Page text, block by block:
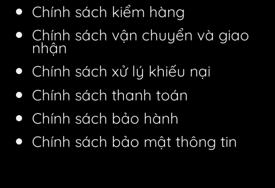
Chính sách xử lý khiếu nại
Chính sách thanh toán
Chính sách bảo hành
Chính sách bảo mật thông tin
CÔNG TY CỔ PHẦN CHARME PERFUME